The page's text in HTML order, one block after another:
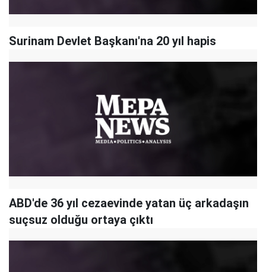
Surinam Devlet Başkanı'na 20 yıl hapis
ABD'de 36 yıl cezaevinde yatan üç arkadaşın
suçsuz olduğu ortaya çıktı